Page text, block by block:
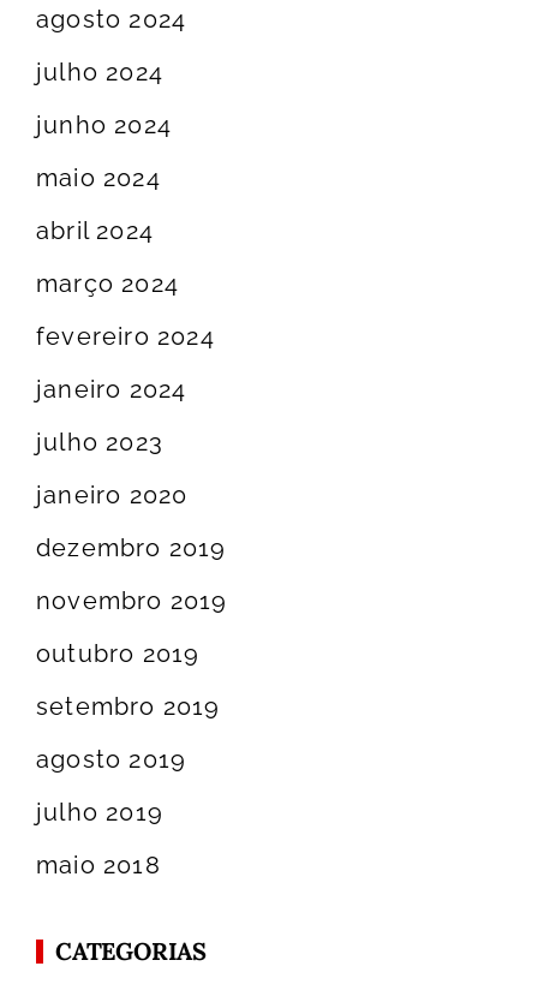
agosto 2024
julho 2024
junho 2024
maio 2024
abril 2024
março 2024
fevereiro 2024
janeiro 2024
julho 2023
janeiro 2020
dezembro 2019
novembro 2019
outubro 2019
setembro 2019
agosto 2019
julho 2019
maio 2018
CATEGORIAS